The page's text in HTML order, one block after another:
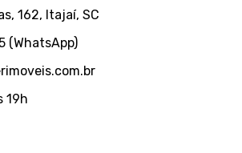
162, Itajaí, SC
(WhatsApp)
19h